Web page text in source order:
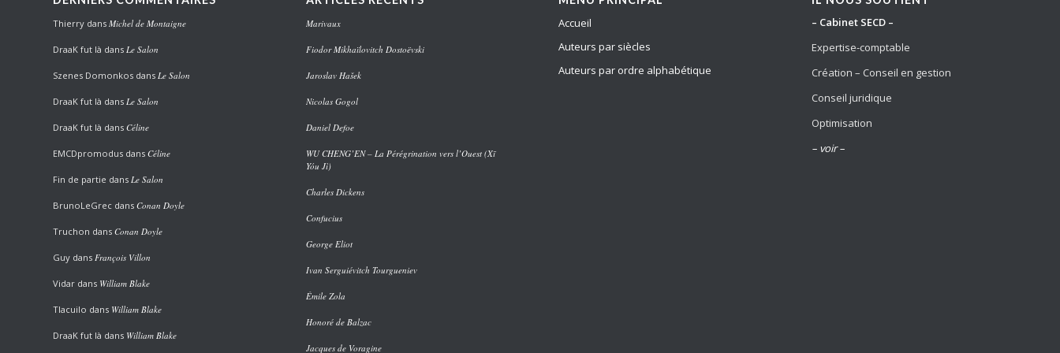
Thierry dans Michel de Montaigne
DraaK fut là dans Le Salon
Szenes Domonkos dans Le Salon
DraaK fut là dans Le Salon
DraaK fut là dans Céline
EMCDpromodus dans Céline
Fin de partie dans Le Salon
BrunoLeGrec dans Conan Doyle
Truchon dans Conan Doyle
Guy dans François Villon
Vidar dans William Blake
Tlacuilo dans William Blake
DraaK fut là dans William Blake
Marivaux
Fiodor Mikhaïlovitch Dostoëvski
Jaroslav Hašek
Nicolas Gogol
Daniel Defoe
WU CHENG’EN – La Pérégrination vers l’Ouest (Xī
Yóu Jì)
Charles Dickens
Confucius
George Eliot
Ivan Serguiévitch Tourgueniev
Émile Zola
Honoré de Balzac
Jacques de Voragine
Accueil
Auteurs par siècles
Auteurs par ordre alphabétique
– Cabinet SECD –
Expertise-comptable
Création – Conseil en gestion
Conseil juridique
Optimisation
– voir –